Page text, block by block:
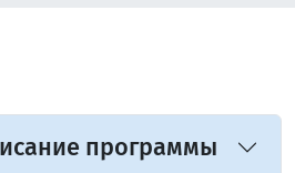
программы